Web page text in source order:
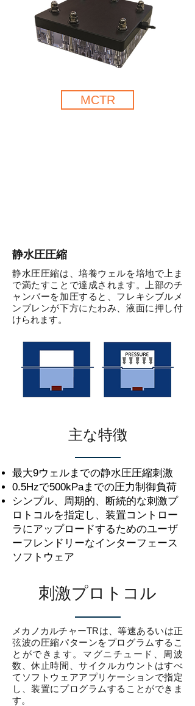
MCTR
静水圧圧縮
静水圧圧縮は、培養ウェルを培地で上ま
で満たすことで達成されます。上部のチ
ャンバーを加圧すると、フレキシブルメ
ンブレンが下方にたわみ、液面に押し付
けられます。
主な特徴
最大9ウェルまでの静水圧圧縮刺激
0.5Hzで500kPaまでの圧力制御負荷
シンプル、周期的、断続的な刺激プ
ロトコルを指定し、装置コントロー
ラにアップロードするためのユーザ
ーフレンドリーなインターフェース
ソフトウェア
刺激プロトコル
メカノカルチャーTRは、等速あるいは正
弦波の圧縮パターンをプログラムするこ
とができます。マグニチュード、周波
数、休止時間、サイクルカウントはすべ
てソフトウェアアプリケーションで指定
し、装置にプログラムすることができま
す。